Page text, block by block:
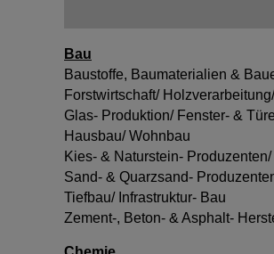
Bau
Baustoffe, Baumaterialien &
Forstwirtschaft/
Glas- Produktion/ Fenster- &
Hausbau/ Wohnbau
Kies- & Naturstein-
Sand- & Quarzsand-
Tiefbau/ Infrastruktur- Bau
Zement-, Beton- & Asphalt-